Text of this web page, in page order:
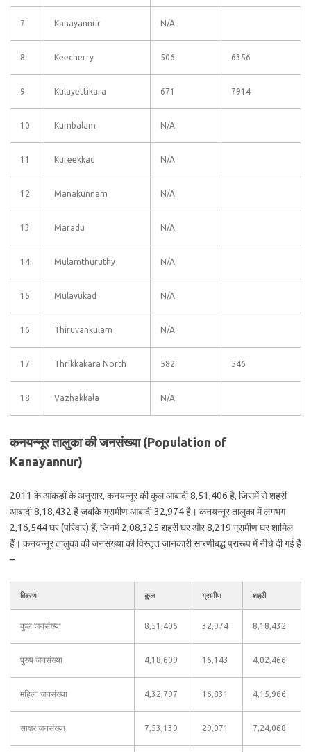
7 Kanayannur N/A
8 Keecherry 506 6356
9 Kulayettikara 671 7914
10 Kumbalam N/A
11 Kureekkad N/A
12 Manakunnam N/A
13 Maradu N/A
14 Mulamthuruthy N/A
15 Mulavukad N/A
16 Thiruvankulam N/A
17 Thrikkakara North 582 546
18 Vazhakkala N/A
कनयन्नूर तालुका की जनसंख्या (Population of
Kanayannur)
2011 के आंकड़ों के अनुसार, कनयन्नूर की कुल आबादी 8,51,406 है, जिसमें से शहरी
आबादी 8,18,432 है जबकि ग्रामीण आबादी 32,974 है। कनयन्नूर तालुका में लगभग
2,16,544 घर (परिवार) हैं, जिनमें 2,08,325 शहरी घर और 8,219 ग्रामीण घर शामिल
हैं। कनयन्नूर तालुका की जनसंख्या की विस्तृत जानकारी सारणीबद्ध प्रारूप में नीचे दी गई है
–
विवरण कुल ग्रामीण शहरी
कुल जनसंख्या 8,51,406 32,974 8,18,432
पुरुष जनसंख्या 4,18,609 16,143 4,02,466
महिला जनसंख्या 4,32,797 16,831 4,15,966
साक्षर जनसंख्या 7,53,139 29,071 7,24,068